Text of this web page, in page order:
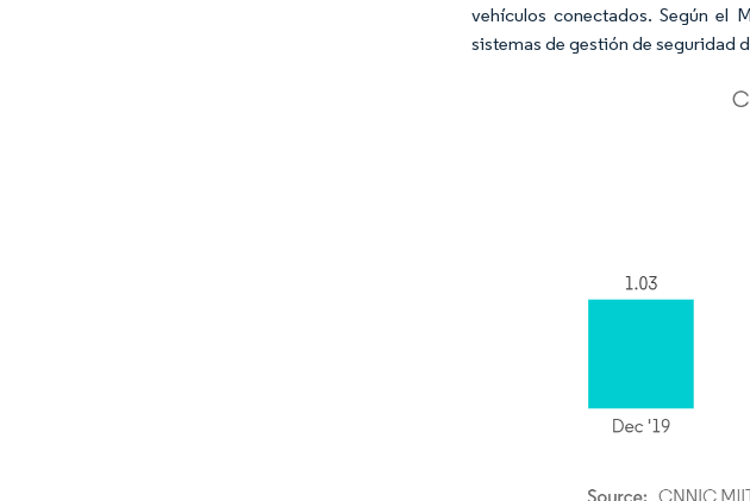
vehículos conectados. Según el
sistemas de gestión de seguridad